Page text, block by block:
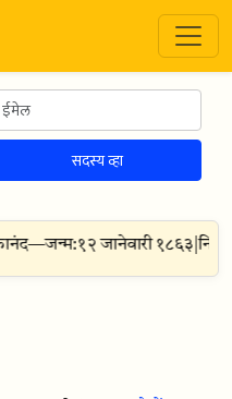
सदस्य व्हा
—जन्म:१२ जानेवारी १८६३|निधन: